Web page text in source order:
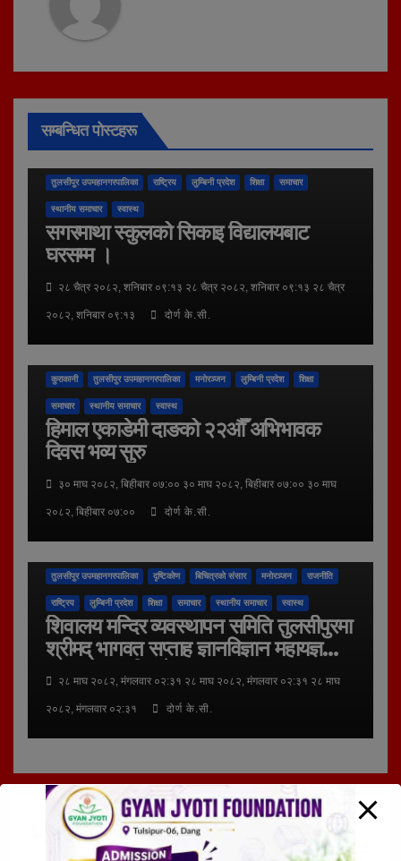
सम्बन्धित पोस्टहरू
तुलसीपुर उपमहानगरपालिका राष्ट्रिय लुम्बिनी प्रदेश शिक्षा समाचार
स्थानीय समाचार स्वास्थ
सगरमाथा स्कुलको सिकाइ विद्यालयबाट
घरसम्म ।
२८ चैत्र २०८२, शनिबार ०९:१३ २८ चैत्र २०८२, शनिबार ०९:१३ २८ चैत्र
२०८२, शनिबार ०९:१३ दोर्ण के.सी.
कुराकानी तुलसीपुर उपमहानगरपालिका मनाेरञ्जन लुम्बिनी प्रदेश शिक्षा
समाचार स्थानीय समाचार स्वास्थ
हिमाल एकाडेमी दाङको २२औँ अभिभावक
दिवस भव्य सुरु
३० माघ २०८२, बिहीबार ०७:०० ३० माघ २०८२, बिहीबार ०७:०० ३० माघ
२०८२, बिहीबार ०७:०० दोर्ण के.सी.
तुलसीपुर उपमहानगरपालिका दृष्टिकोण बिचित्रकाे संसार मनाेरञ्जन राजनीति
राष्ट्रिय लुम्बिनी प्रदेश शिक्षा समाचार स्थानीय समाचार स्वास्थ
शिवालय मन्दिर व्यवस्थापन समिति तुलसीपुरमा
श्रीमद् भागवत सप्ताह ज्ञानविज्ञान महायज्ञ
धनधान्यचल पितृमाेक्ष तथा शालग्राम
पुजार्चना-२०८२ सञ्चालन
२८ माघ २०८२, मंगलवार ०२:३१ २८ माघ २०८२, मंगलवार ०२:३१ २८ माघ
२०८२, मंगलवार ०२:३१ दोर्ण के.सी.
Leave a Reply